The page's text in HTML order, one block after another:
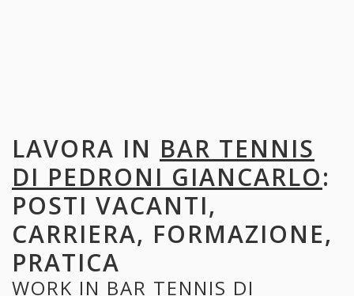
LAVORA IN BAR TENNIS
DI PEDRONI GIANCARLO:
POSTI VACANTI,
CARRIERA, FORMAZIONE,
PRATICA
WORK IN BAR TENNIS DI